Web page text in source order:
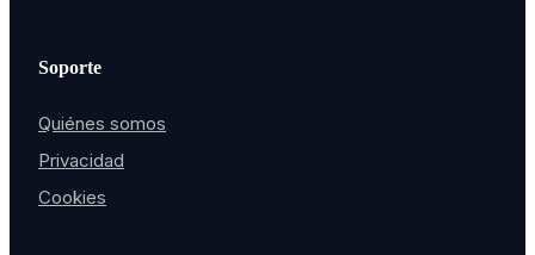
Soporte
Quiénes somos
Privacidad
Cookies